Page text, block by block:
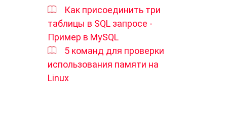
Как присоединить три
таблицы в SQL запросе -
Пример в MySQL
5 команд для проверки
использования памяти на
Linux